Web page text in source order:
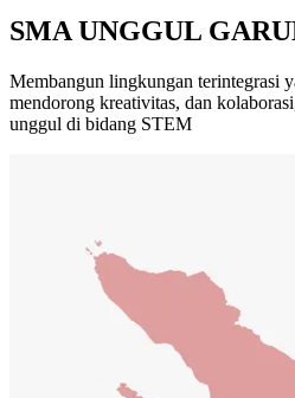
SMA UNGGUL
Membangun lingkungan terintegrasi
mendorong kreativitas, dan
unggul di bidang STEM